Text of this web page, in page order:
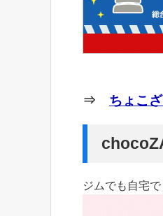
⇒ ちょこ
ジムでも自宅